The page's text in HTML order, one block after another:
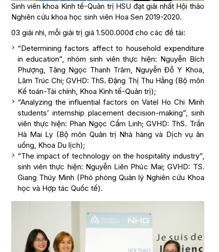
Sinh viên khoa Kinh tế-Quản trị HSU đạt giải nhất Hội thảo
Nghiên cứu khoa học sinh viên Hoa Sen 2019-2020.
03 giải nhì, mỗi giải trị giá 1.500.000đ cho các đề tài:
“Determining factors affect to household expenditure
in education”, nhóm sinh viên thực hiện: Nguyễn Bích
Phượng, Tăng Ngọc Thanh Trâm, Nguyễn Đỗ Y Khoa,
Lâm Trúc Chi; GVHD: ThS. Đặng Thị Thu Hằng (Bộ môn
Kế toán-Tài chính, Khoa Kinh tế-Quản trị);
“Analyzing the influential factors on Vatel Ho Chi Minh
students’ internship placement decision-making”, sinh
viên thực hiện: Phan Ngọc Cẩm Linh; GVHD: ThS. Trần
Hà Mai Ly (Bộ môn Quản trị Nhà hàng và Dịch vụ ăn
uống, Khoa Du lịch);
“The impact of technology on the hospitality industry”,
sinh viên thực hiện: Nguyễn Liên Phúc Mai; GVHD: TS.
Giang Thúy Minh (Phó phòng Quản lý Nghiên cứu Khoa
học và Hợp tác Quốc tế).